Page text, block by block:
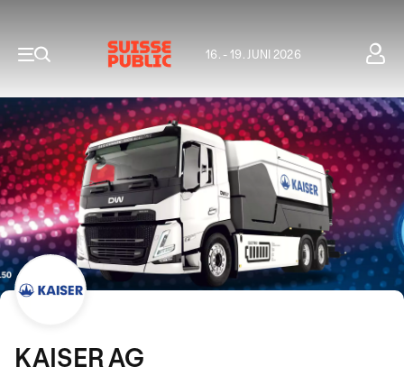
16. - 19. JUNI 2026
KAISER AG